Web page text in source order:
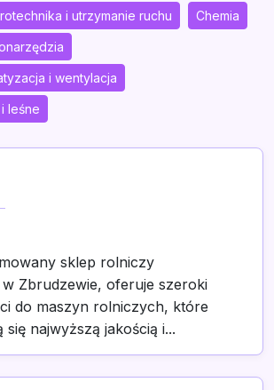
i utrzymanie ruchu Chemia
i wentylacja
leśne
sklep rolniczy
Zbrudzewie, oferuje szeroki
do maszyn rolniczych, które
najwyższą jakością i...